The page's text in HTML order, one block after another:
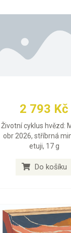
2 793 Kč
Životní cyklus hvězd:
obr 2026, stříbrná
etuji, 17 g
Do košíku